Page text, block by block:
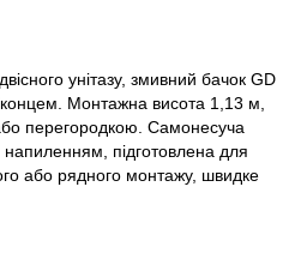
унітазу, змивний бачок GD
Монтажна висота 1,13 м,
перегородкою. Самонесуча
підготовлена для
або рядного монтажу, швидке